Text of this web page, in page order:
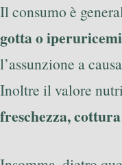
Il consumo è
gotta o
l’assunzione a
Inoltre il valore
freschezza,